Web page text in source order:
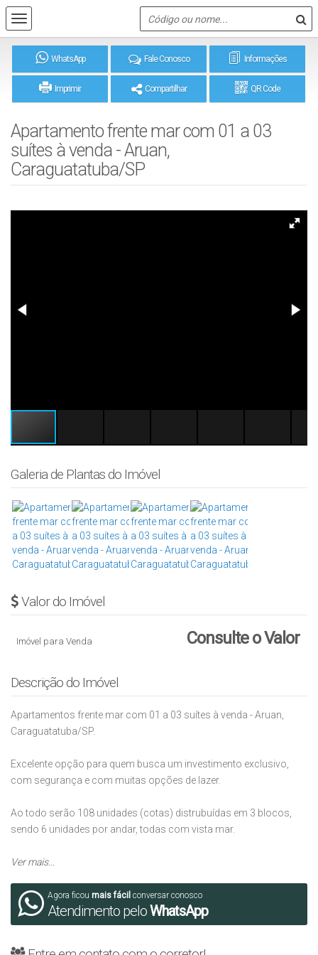
WhatsApp Fale Conosco Informações
Imprimir Compartilhar QR Code
Apartamento frente mar com 01 a 03
suítes à venda - Aruan,
Caraguatatuba/SP
Galeria de Plantas do Imóvel
Valor do Imóvel
Consulte o Valor
Imóvel para Venda
Descrição do Imóvel
Apartamentos frente mar com 01 a 03 suítes à venda - Aruan,
Caraguatatuba/SP.
Excelente opção para quem busca um investimento exclusivo,
com segurança e com muitas opções de lazer.
Ao todo serão 108 unidades (cotas) distrubuídas em 3 blocos,
sendo 6 unidades por andar, todas com vista mar.
Unidades tipo
Unidade tipo de 53m² (final 3 e 4), composta por:
- 01 suíte;
- 01 lavabo;
Ver mais...
Agora ficou mais fácil conversar conosco
Atendimento peloWhatsApp